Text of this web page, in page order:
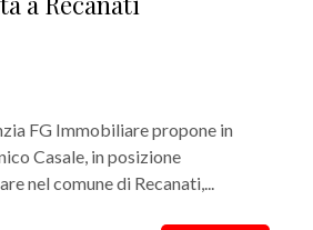
FG Immobiliare propone in
Casale, in posizione
nel comune di Recanati,...